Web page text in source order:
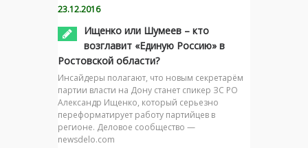
23.12.2016
Ищенко или Шумеев – кто
возглавит «Единую Россию» в
Ростовской области?
Инсайдеры полагают, что новым секретарём
партии власти на Дону станет спикер ЗС РО
Александр Ищенко, который серьезно
переформатирует работу партийцев в
регионе. Деловое сообщество —
newsdelo.com